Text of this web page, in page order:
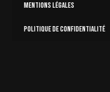
Mentions légales
Politique de confidentialité